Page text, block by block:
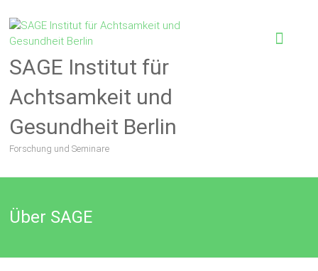
SAGE Institut für
Achtsamkeit und
Gesundheit Berlin
Forschung und Seminare
Über SAGE